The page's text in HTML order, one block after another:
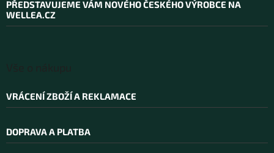
PŘEDSTAVUJEME VÁM NOVÉHO ČESKÉHO VÝROBCE NA
WELLEA.CZ
VRÁCENÍ ZBOŽÍ A REKLAMACE
DOPRAVA A PLATBA